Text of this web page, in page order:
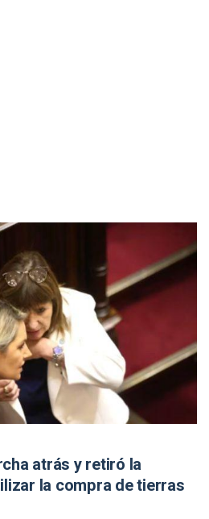
atrás y retiró la
la compra de tierras